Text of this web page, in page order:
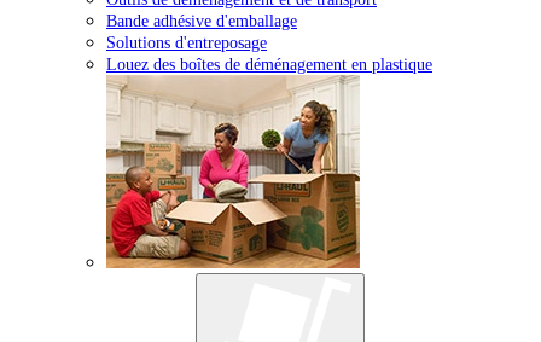
Bande adhésive d'emballage
Solutions d'entreposage
Louez des boîtes de déménagement en plastique